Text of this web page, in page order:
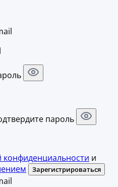
пароль
конфиденциальности и
Зарегистрироваться